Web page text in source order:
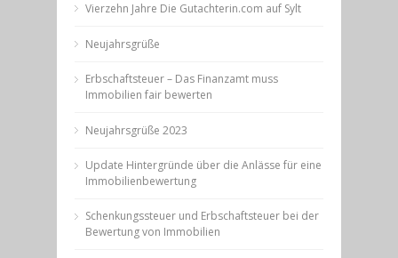
Vierzehn Jahre Die Gutachterin.com auf Sylt
Neujahrsgrüße
Erbschaftsteuer – Das Finanzamt muss
Immobilien fair bewerten
Neujahrsgrüße 2023
Update Hintergründe über die Anlässe für eine
Immobilienbewertung
Schenkungssteuer und Erbschaftsteuer bei der
Bewertung von Immobilien